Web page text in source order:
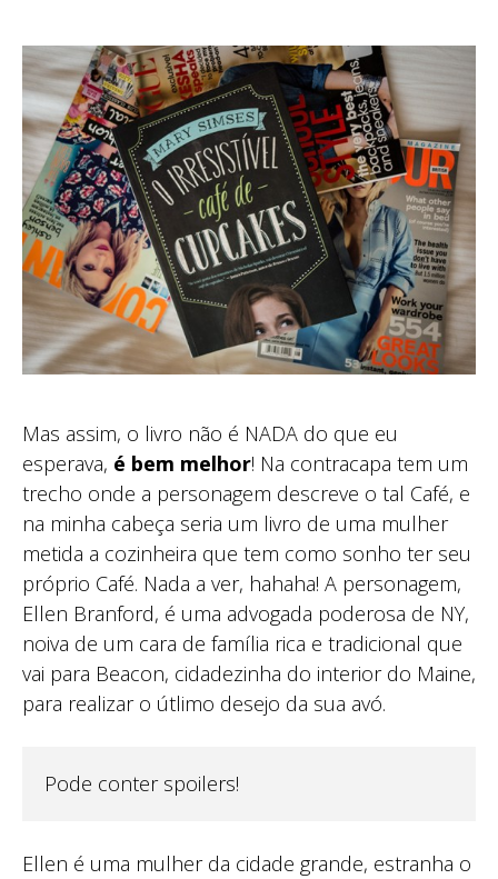
Mas assim, o livro não é NADA do que eu
esperava, é bem melhor! Na contracapa tem um
trecho onde a personagem descreve o tal Café, e
na minha cabeça seria um livro de uma mulher
metida a cozinheira que tem como sonho ter seu
próprio Café. Nada a ver, hahaha! A personagem,
Ellen Branford, é uma advogada poderosa de NY,
noiva de um cara de família rica e tradicional que
vai para Beacon, cidadezinha do interior do Maine,
para realizar o útlimo desejo da sua avó.
Pode conter spoilers!
Ellen é uma mulher da cidade grande, estranha o